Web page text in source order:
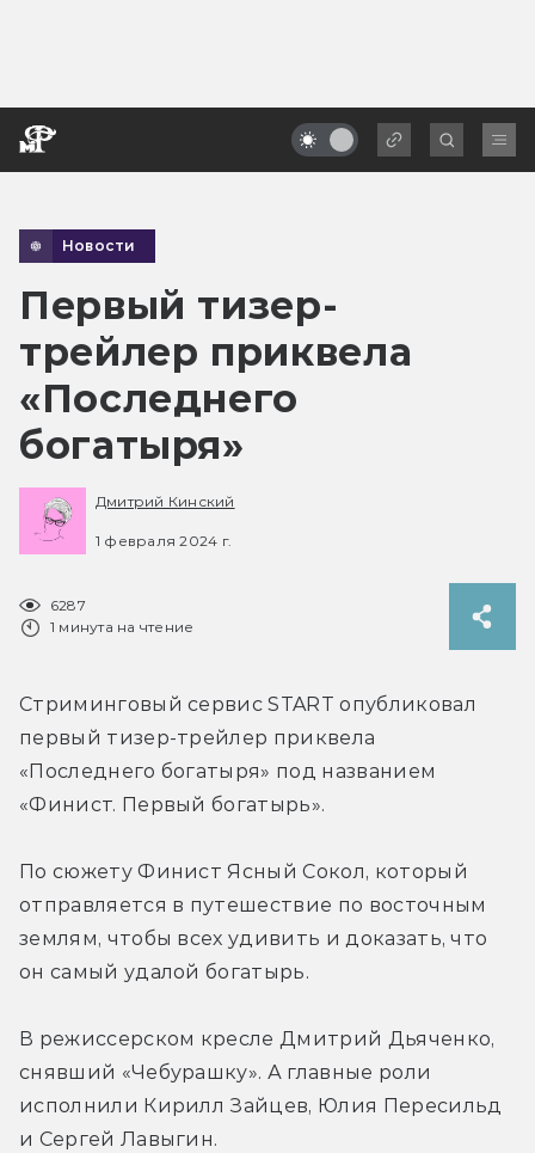
Новости
Первый тизер-
трейлер приквела
«Последнего
богатыря»
Дмитрий Кинский
1 февраля 2024 г.
6287
1 минута на чтение
Стриминговый сервис START опубликовал
первый тизер-трейлер приквела
«Последнего богатыря» под названием
«Финист. Первый богатырь».
По сюжету Финист Ясный Сокол, который
отправляется в путешествие по восточным
землям, чтобы всех удивить и доказать, что
он самый удалой богатырь.
В режиссерском кресле Дмитрий Дьяченко,
снявший «Чебурашку». А главные роли
исполнили Кирилл Зайцев, Юлия Пересильд
и Сергей Лавыгин.